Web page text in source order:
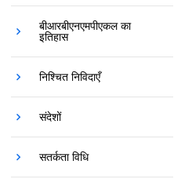
बीआरबीएनएमपीएकल का
इतिहास
निश्‍चित निविदाएँ
संदेशों
सतर्कता विधि